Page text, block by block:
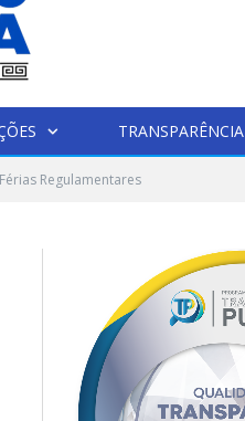
TRANSPARÊNCIA
Regulamentares